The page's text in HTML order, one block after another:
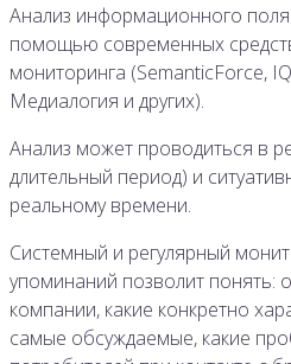
Анализ информационного
помощью современных
мониторинга (SemanticForce,
Медиалогия и других).
Анализ может проводиться в
длительный период) и
реальному времени.
Системный и регулярный
упоминаний позволит понять:
компании, какие конкретно
самые обсуждаемые, какие